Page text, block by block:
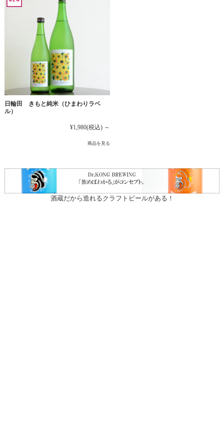
日輪田 きもと純米（ひまわりラベ
ル）
¥1,980(税込) ～
商品を見る
酒蔵だから造れるクラフトビールがある！